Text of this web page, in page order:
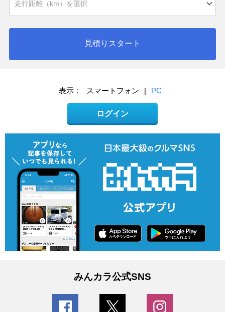
見積りスタート
表示： スマートフォン | PC
ログイン
みんカラ公式SNS